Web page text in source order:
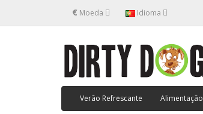
€ Moeda Idioma
Verão Refrescante Alimentação